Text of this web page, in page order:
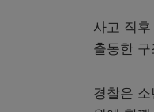
사고 직
출동한
경찰은